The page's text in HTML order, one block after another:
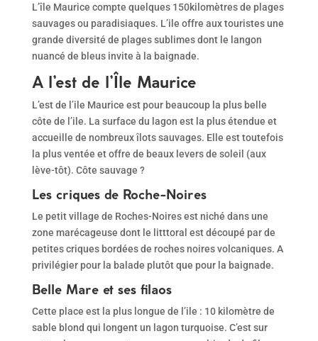
L’île Maurice compte quelques 150kilomètres de plages
sauvages ou paradisiaques. L’ile offre aux touristes une
grande diversité de plages sublimes dont le langon
nuancé de bleus invite à la baignade.
A l’est de l’Île Maurice
L’est de l’ile Maurice est pour beaucoup la plus belle
côte de l’ile. La surface du lagon est la plus étendue et
accueille de nombreux îlots sauvages. Elle est toutefois
la plus ventée et offre de beaux levers de soleil (aux
lève-tôt). Côte sauvage ?
Les criques de Roche-Noires
Le petit village de Roches-Noires est niché dans une
zone marécageuse dont le litttoral est découpé par de
petites criques bordées de roches noires volcaniques. A
privilégier pour la balade plutôt que pour la baignade.
Belle Mare et ses filaos
Cette place est la plus longue de l’ile : 10 kilomètre de
sable blond qui longent un lagon turquoise. C’est sur